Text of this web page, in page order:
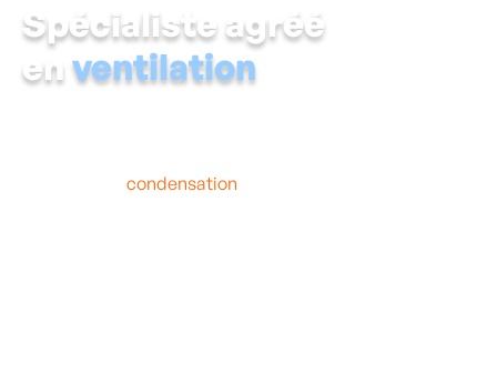
Spécialiste agréé
en ventilation
condensation